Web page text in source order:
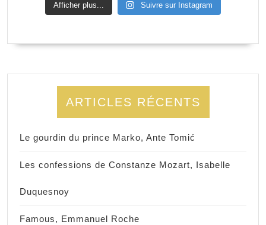
Afficher plus... Suivre sur Instagram
ARTICLES RÉCENTS
Le gourdin du prince Marko, Ante Tomić
Les confessions de Constanze Mozart, Isabelle
Duquesnoy
Famous, Emmanuel Roche